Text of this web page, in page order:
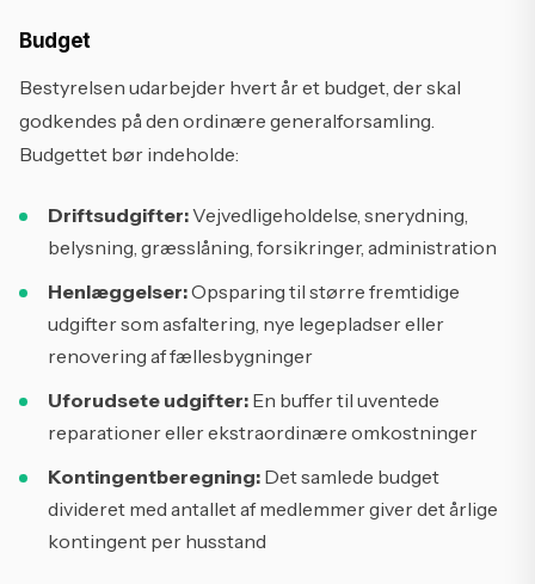
Budget
Bestyrelsen udarbejder hvert år et budget, der skal
godkendes på den ordinære generalforsamling.
Budgettet bør indeholde:
Driftsudgifter:Vejvedligeholdelse, snerydning,
belysning, græsslåning, forsikringer, administration
Henlæggelser:Opsparing til større fremtidige
udgifter som asfaltering, nye legepladser eller
renovering af fællesbygninger
Uforudsete udgifter: En buffer til uventede
reparationer eller ekstraordinære omkostninger
Kontingentberegning: Det samlede budget
divideret med antallet af medlemmer giver det årlige
kontingent per husstand